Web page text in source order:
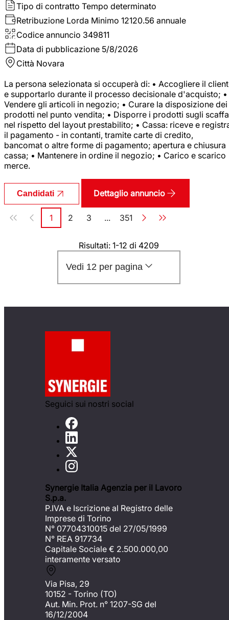
Tipo di contratto Tempo determinato
Retribuzione Lorda Minimo 12120.56 annuale
Codice annuncio 349811
Data di pubblicazione 5/8/2026
Città Novara
La persona selezionata si occuperà di: • Accogliere il
e supportarlo durante il processo decisionale d'acquisto; •
Vendere gli articoli in negozio; • Curare la disposizione dei
prodotti nel punto vendita; • Disporre i prodotti sugli
nel rispetto del layout prestabilito; • Cassa: riceve e
il pagamento - in contanti, tramite carte di credito,
bancomat o altre forme di pagamento; apertura e chiusura
cassa; • Mantenere in ordine il negozio; • Carico e scarico
merce.
Candidati Dettaglio annuncio
Paginazione
Pagina
1 Pagina
2 Pagina
3 ... Pagina
351
Risultati: 1-12 di 4209
Vedi 12 per pagina
Seguici sui nostri social
Synergie Italia Agenzia per il Lavoro
S.p.a.
P.IVA e Iscrizione al Registro delle
Imprese di Torino
N° 07704310015 del 27/05/1999
N° REA 917734
Capitale Sociale € 2.500.000,00
interamente versato
Via Pisa, 29
10152 - Torino (TO)
Aut. Min. Prot. n° 1207-SG del
16/12/2004